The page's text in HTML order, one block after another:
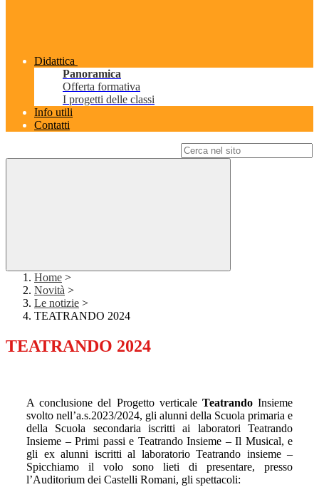
Didattica
Panoramica
Offerta formativa
I progetti delle classi
Info utili
Contatti
Home >
Novità >
Le notizie >
TEATRANDO 2024
TEATRANDO 2024
A conclusione del Progetto verticale TeatrandoInsieme
svolto nell’a.s.2023/2024, gli alunni della Scuola primaria e
della Scuola secondaria iscritti ai laboratori Teatrando
Insieme – Primi passi e Teatrando Insieme – Il Musical, e
gli ex alunni iscritti al laboratorio Teatrando insieme –
Spicchiamo il volo sono lieti di presentare, presso
l’Auditorium dei Castelli Romani, gli spettacoli: